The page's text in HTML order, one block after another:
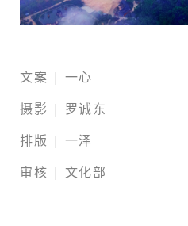
文案 | 一心
摄影 | 罗诚东
排版 | 一泽
审核 | 文化部